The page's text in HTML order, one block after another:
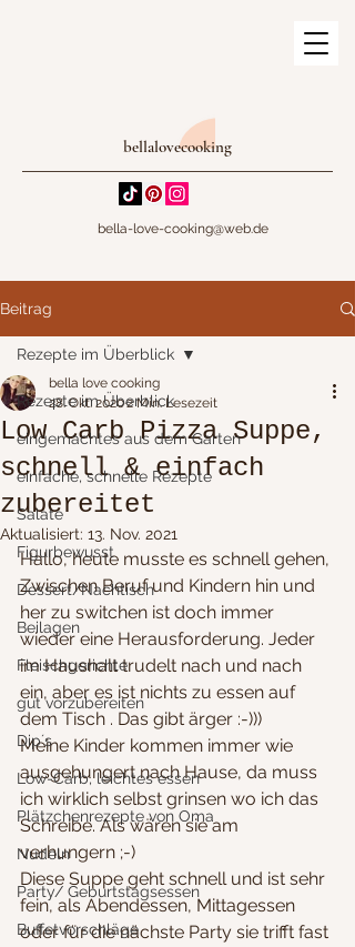
bellalovecooking
bella-love-cooking@web.de
Beitrag
Rezepte im Überblick
eingemachtes aus dem Garten
einfache, schnelle Rezepte
Salate
Figurbewusst
Dessert/Nachtisch
Beilagen
Fleischgerichte
gut vorzubereiten
Dip´s
Low-Carb, leichtes essen
Plätzchenrezepte von Oma
Nudeln
Party/ Geburtstagsessen
Buffetvorschläge
Rezepte im Überblick
Low Carb Pizza Suppe,
schnell & einfach
zubereitet
bella love cooking
28. Okt. 20202 Min. Lesezeit
Aktualisiert: 13. Nov. 2021
Hallo, heute musste es schnell gehen,
Zwischen Beruf und Kindern hin und
her zu switchen ist doch immer
wieder eine Herausforderung. Jeder
im Haushalt trudelt nach und nach
ein, aber es ist nichts zu essen auf
dem Tisch . Das gibt ärger :-)))
Meine Kinder kommen immer wie
ausgehungert nach Hause, da muss
ich wirklich selbst grinsen wo ich das
Schreibe. Als wären sie am
verhungern ;-)
Diese Suppe geht schnell und ist sehr
fein, als Abendessen, Mittagessen
oder für die nächste Party sie trifft fast